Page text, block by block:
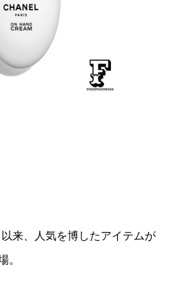
来、人気を博したアイテムが
。